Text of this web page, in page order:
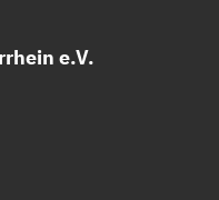
e.V.